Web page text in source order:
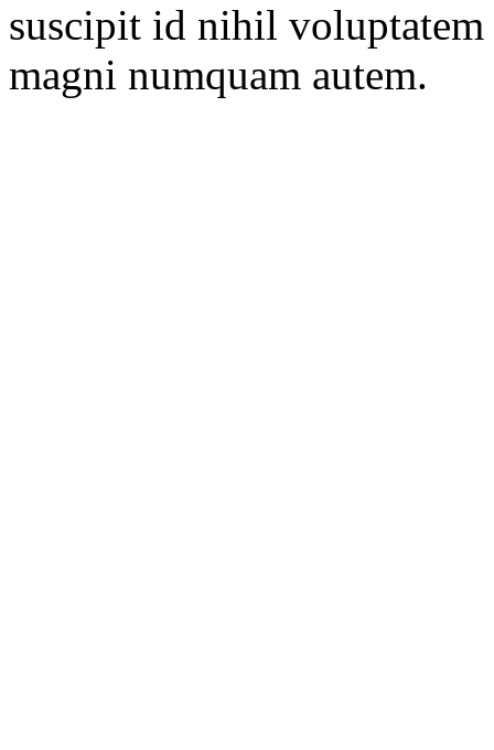
suscipit id nihil voluptatem
magni numquam autem.